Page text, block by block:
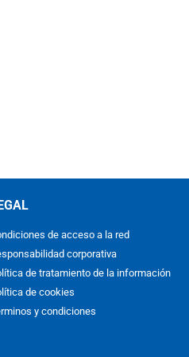
de acceso a la red
corporativa
de tratamiento de la información
de cookies
y condiciones